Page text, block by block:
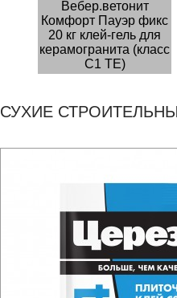
Вебер.ветонит
Комфорт Пауэр фикс
20 кг клей-гель для
керамогранита (класс
С1 ТЕ)
СУХИЕ